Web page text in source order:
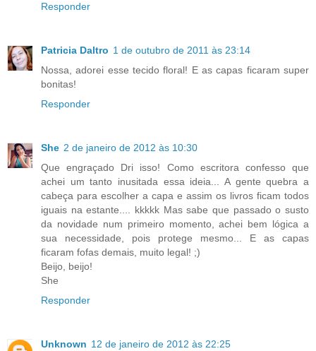
Responder
Patricia Daltro 1 de outubro de 2011 às 23:14
Nossa, adorei esse tecido floral! E as capas ficaram super
bonitas!
Responder
She 2 de janeiro de 2012 às 10:30
Que engraçado Dri isso! Como escritora confesso que
achei um tanto inusitada essa ideia... A gente quebra a
cabeça para escolher a capa e assim os livros ficam todos
iguais na estante.... kkkkk Mas sabe que passado o susto
da novidade num primeiro momento, achei bem lógica a
sua necessidade, pois protege mesmo... E as capas
ficaram fofas demais, muito legal! ;)
Beijo, beijo!
She
Responder
Unknown 12 de janeiro de 2012 às 22:25